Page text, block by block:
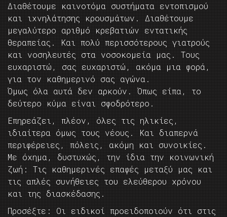
Διαθέτουμε καινοτόμα συστήματα εντοπισμού
και ιχνηλάτησης κρουσμάτων. Διαθέτουμε
μεγαλύτερο αριθμό κρεβατιών εντατικής
θεραπείας. Και πολύ περισσότερους γιατρούς
και νοσηλευτές στα νοσοκομεία μας. Τους
ευχαριστώ, σας ευχαριστώ, ακόμα μια φορά,
για τον καθημερινό σας αγώνα.
Όμως όλα αυτά δεν αρκούν. Όπως είπα, το
δεύτερο κύμα είναι σφοδρότερο.
Επηρεάζει, πλέον, όλες τις ηλικίες,
ιδιαίτερα όμως τους νέους. Και διαπερνά
περιφέρειες, πόλεις, ακόμη και συνοικίες.
Με όχημα, δυστυχώς, την ίδια την κοινωνική
ζωή: Τις καθημερινές επαφές μεταξύ μας και
τις απλές συνήθειες του ελεύθερου χρόνου
και της διασκέδασης.
Προσέξτε: Οι ειδικοί προειδοποιούν ότι στις